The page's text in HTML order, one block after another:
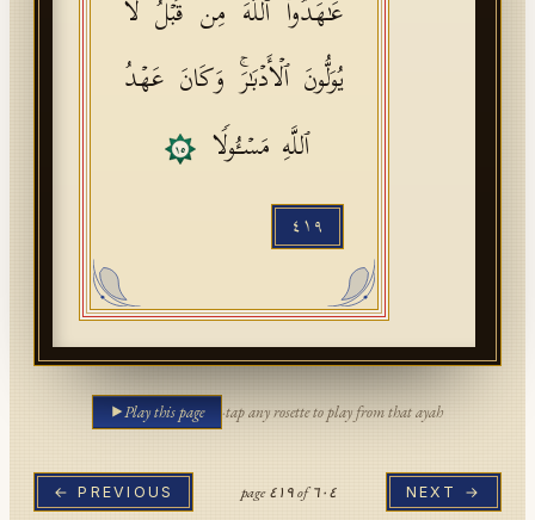
عَـٰهَدُوا۟ ٱللَّهَ مِن قَبۡلُ لَا
یُوَلُّونَ ٱلۡأَدۡبَـٰرَۚ وَكَانَ عَهۡدُ
ٱللَّهِ مَسۡـُٔولࣰا
١٥
٤١٩
Play this page ·tap any rosette to play from that ayah
← PREVIOUS page٤١٩of٦٠٤ NEXT →